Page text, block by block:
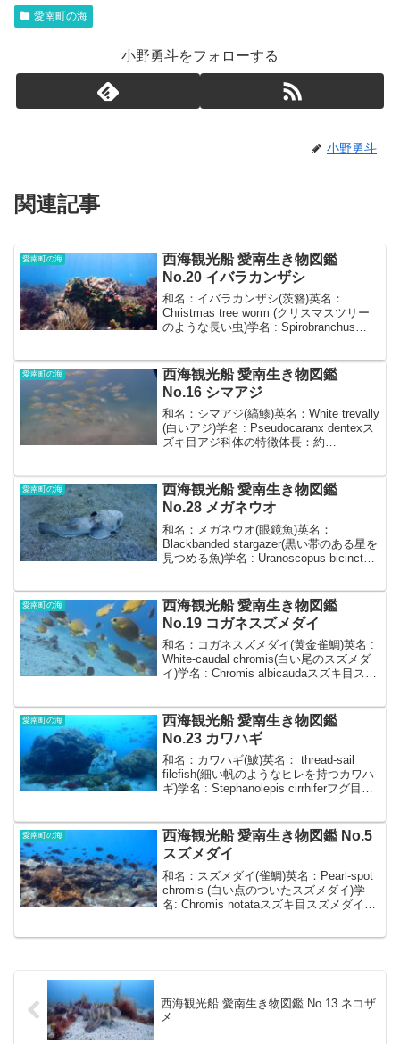
愛南町の海
小野勇斗をフォローする
小野勇斗
関連記事
愛南町の海
西海観光船 愛南生き物図鑑
No.20 イバラカンザシ
和名：イバラカンザシ(茨簪)英名：
Christmas tree worm (クリスマスツリー
のような長い虫)学名 : Spirobranchus
ると傘状...
愛南町の海
西海観光船 愛南生き物図鑑
No.16 シマアジ
和名：シマアジ(縞鯵)英名：White trevally
(白いアジ)学名 : Pseudocaranx dentexス
ズキ目アジ科体の特徴体長：約
高が高い...
愛南町の海
西海観光船 愛南生き物図鑑
No.28 メガネウオ
和名：メガネウオ(眼鏡魚)英名：
Blackbanded stargazer(黒い帯のある星を
見つめる魚)学名 : Uranoscopus bicinctus
右のエ...
愛南町の海
西海観光船 愛南生き物図鑑
No.19 コガネスズメダイ
和名：コガネスズメダイ(黄金雀鯛)英名 :
White-caudal chromis(白い尾のスズメダ
イ)学名 : Chromis albicaudaスズキ目スズ
よ...
愛南町の海
西海観光船 愛南生き物図鑑
No.23 カワハギ
和名：カワハギ(鮍)英名： thread-sail
filefish(細い帆のようなヒレを持つカワハ
ギ)学名 : Stephanolepis cirrhiferフグ目カ
愛南町の海
西海観光船 愛南生き物図鑑 No.5
スズメダイ
和名：スズメダイ(雀鯛)英名：Pearl-spot
chromis (白い点のついたスズメダイ)学
名: Chromis notataスズキ目スズメダイ科
西海観光船 愛南生き物図鑑 No.13 ネコザ
メ